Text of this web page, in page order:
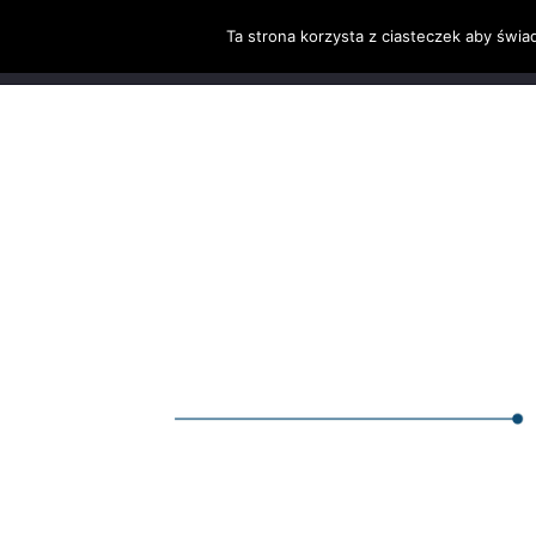
Ta strona korzysta z ciasteczek aby